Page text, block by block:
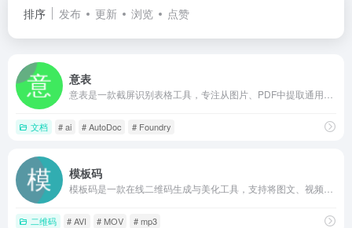
排序 发布 更新 浏览 点赞
意表
文档 # ai # AutoDoc # Foundry
模板码
二维码 # AVI # MOV # mp3